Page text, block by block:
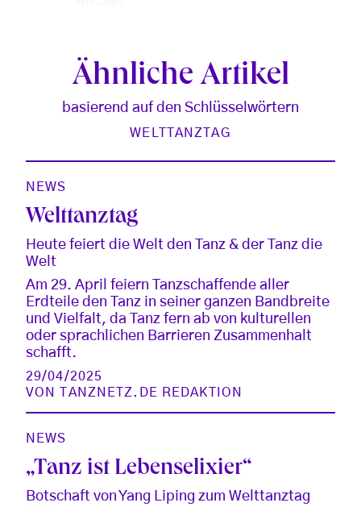
Ähnliche Artikel
basierend auf den Schlüsselwörtern
WELTTANZTAG
NEWS
Welttanztag
Heute feiert die Welt den Tanz & der Tanz die
Welt
Am 29. April feiern Tanzschaffende aller
Erdteile den Tanz in seiner ganzen Bandbreite
und Vielfalt, da Tanz fern ab von kulturellen
oder sprachlichen Barrieren Zusammenhalt
schafft.
29/04/2025
VON
TANZNETZ.DE REDAKTION
NEWS
„Tanz ist Lebenselixier“
Botschaft von Yang Liping zum Welttanztag